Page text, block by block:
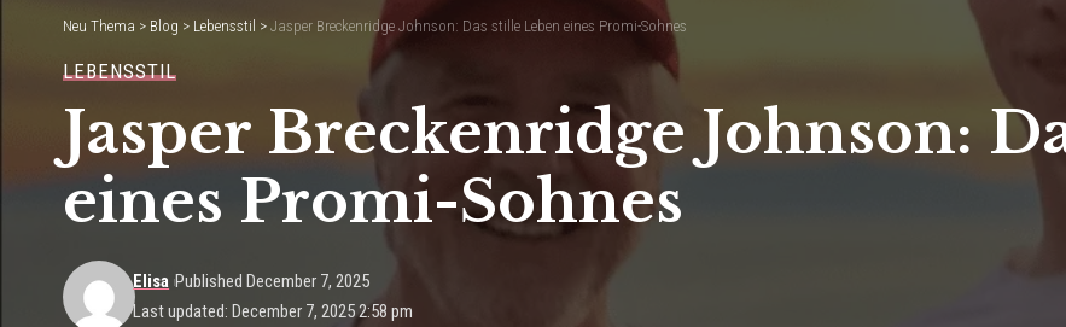
Neu Thema > Blog > Lebensstil > Jasper Breckenridge Johnson: Das stille Leben eines Promi-Sohnes
LEBENSSTIL
Jasper Breckenridge Johnson:
eines Promi-Sohnes
Last updated: December 7, 2025 2:58 pm
Elisa Published December 7, 2025